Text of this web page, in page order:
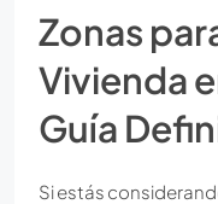
Zonas
Vivienda
Guía
Si estás